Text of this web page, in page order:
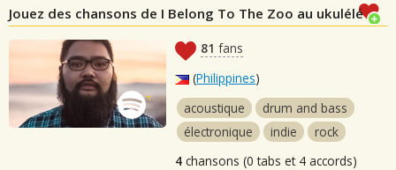
Jouez des chansons de I Belong To The Zoo au ukulélé
81 fans
(Philippines)
acoustique
drum and bass
électronique
indie
rock
4 chansons (0 tabs et 4 accords)